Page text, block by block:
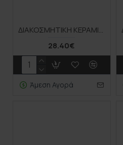
ΔΙΑΚΟΣΜΗΤΙΚΗ ΚΕΡΑΜΙΚΗ ΠΙΑΤΕΛΑ ΜΑΥΡΟ ΓΡΑΜΜΩΤΟ - 49.6x27x5cm 3/12ΚΙΒ
28.40€
Άμεση Αγορά